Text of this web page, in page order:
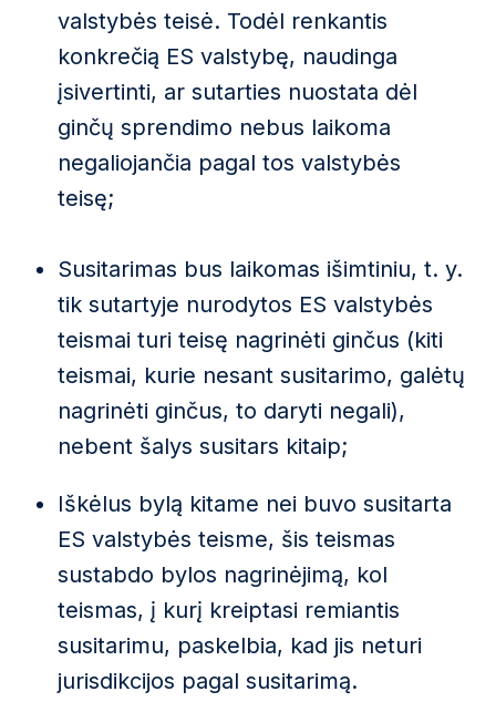
valstybės teisė. Todėl renkantis
konkrečią ES valstybę, naudinga
įsivertinti, ar sutarties nuostata dėl
ginčų sprendimo nebus laikoma
negaliojančia pagal tos valstybės
teisę;
Susitarimas bus laikomas išimtiniu, t. y.
tik sutartyje nurodytos ES valstybės
teismai turi teisę nagrinėti ginčus (kiti
teismai, kurie nesant susitarimo, galėtų
nagrinėti ginčus, to daryti negali),
nebent šalys susitars kitaip;
Iškėlus bylą kitame nei buvo susitarta
ES valstybės teisme, šis teismas
sustabdo bylos nagrinėjimą, kol
teismas, į kurį kreiptasi remiantis
susitarimu, paskelbia, kad jis neturi
jurisdikcijos pagal susitarimą.